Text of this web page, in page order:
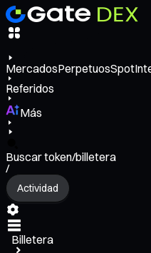
MercadosPerpetuosSpot
Referidos
Más
Buscar token/billetera
/
Actividad
Billetera